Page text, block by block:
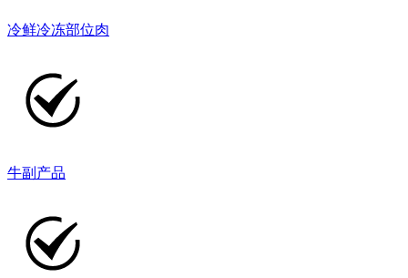
冷鲜冷冻部位肉
牛副产品